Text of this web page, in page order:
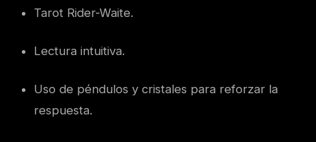
Tarot Rider-Waite.
Lectura intuitiva.
Uso de péndulos y cristales para reforzar la
respuesta.